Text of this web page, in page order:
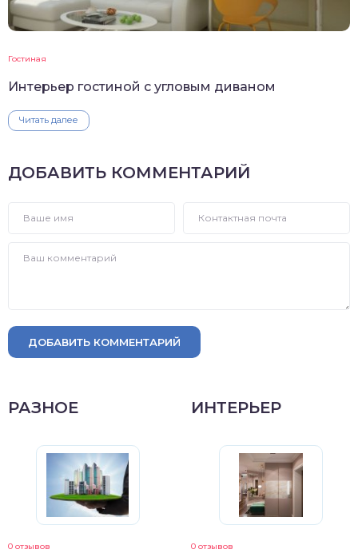
Гостиная
Интерьер гостиной с угловым диваном
Читать далее
ДОБАВИТЬ КОММЕНТАРИЙ
ДОБАВИТЬ КОММЕНТАРИЙ
РАЗНОЕ
0 отзывов
ИНТЕРЬЕР
0 отзывов